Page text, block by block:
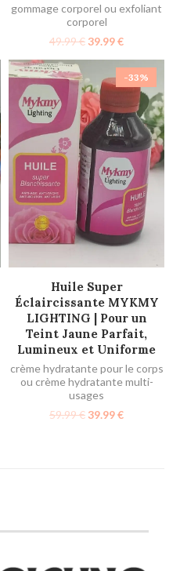
gommage corporel ou exfoliant
corporel
49.99€39.99€
-33%
AJOUTER AU PANIER
Huile Super
Éclaircissante MYKMY
LIGHTING | Pour un
Teint Jaune Parfait,
Lumineux et Uniforme
crème hydratante pour le corps
ou crème hydratante multi-
usages
59.99€39.99€